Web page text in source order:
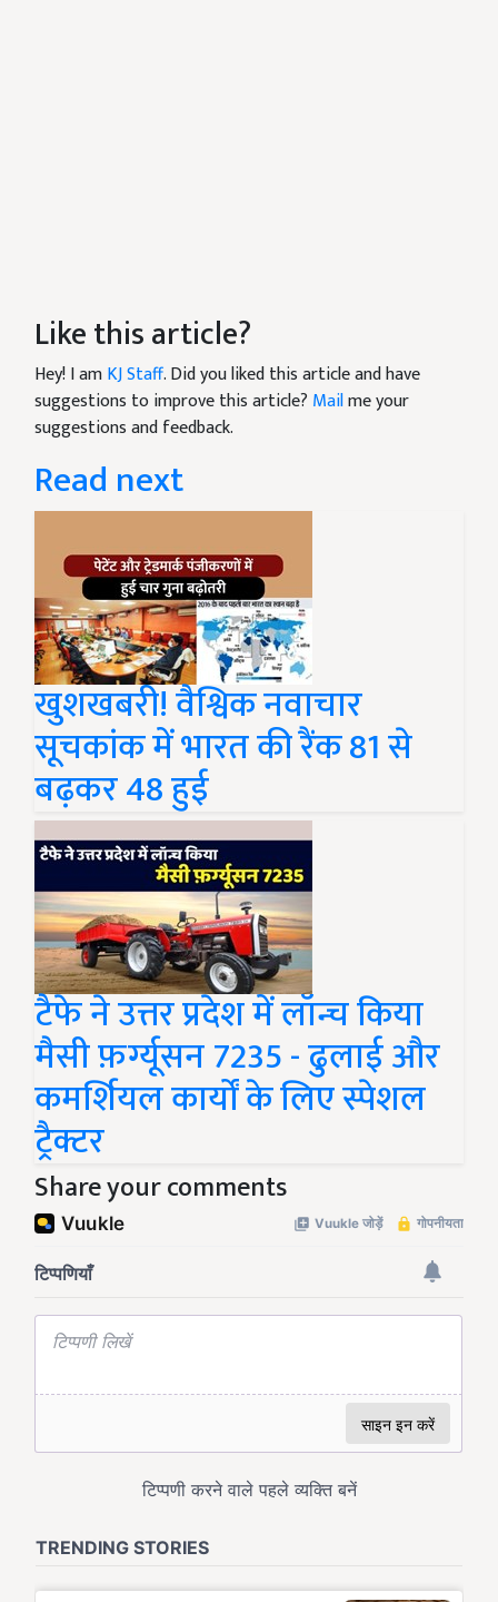
Like this article?
Hey! I amKJ Staff. Did you liked this article and have
suggestions to improve this article? Mailme your
suggestions and feedback.
Read next
खुशखबरी! वैश्विक नवाचार
सूचकांक में भारत की रैंक 81 से
बढ़कर 48 हुई
टैफे ने उत्तर प्रदेश में लॉन्च किया
मैसी फ़र्ग्यूसन 7235 - ढुलाई और
कमर्शियल कार्यों के लिए स्पेशल
ट्रैक्टर
Share your comments